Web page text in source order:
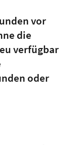
vor
die
verfügbar
oder